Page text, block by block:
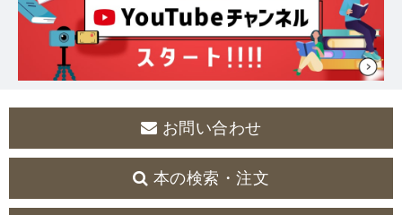
お問い合わせ
本の検索・注文